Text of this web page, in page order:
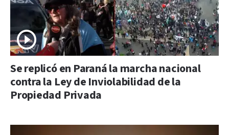
Se replicó en Paraná la marcha nacional
contra la Ley de Inviolabilidad de la
Propiedad Privada